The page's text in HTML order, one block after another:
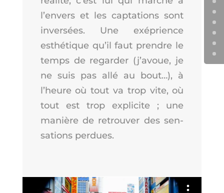
l’en­vers et les cap­ta­tions sont
inver­sées. Une exé­prience
esthé­tique qu’il faut prendre le
temps de regar­der (j’a­voue, je
ne suis pas allé au bout…), à
l’heure où tout va trop vite, où
tout est trop expli­cite ; une
manière de retrou­ver des sen­
sa­tions perdues.